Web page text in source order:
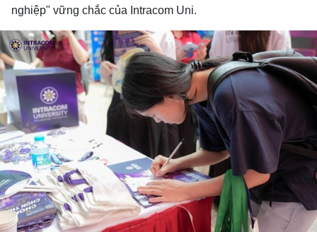
nghiệp" vững chắc của Intracom Uni.